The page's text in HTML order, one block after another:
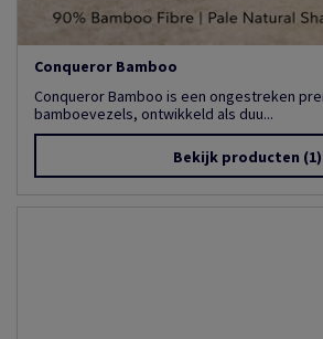
Conqueror Bamboo
Conqueror Bamboo is een ongestreken
bamboevezels, ontwikkeld als duu...
Bekijk producten (1)